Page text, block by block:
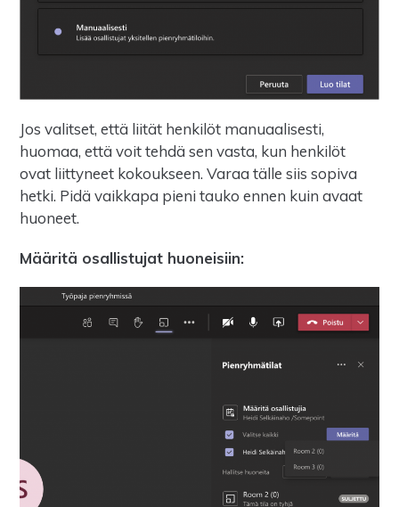
Jos valitset, että liität henkilöt manuaalisesti,
huomaa, että voit tehdä sen vasta, kun henkilöt
ovat liittyneet kokoukseen. Varaa tälle siis sopiva
hetki. Pidä vaikkapa pieni tauko ennen kuin avaat
huoneet.
Määritä osallistujat huoneisiin: